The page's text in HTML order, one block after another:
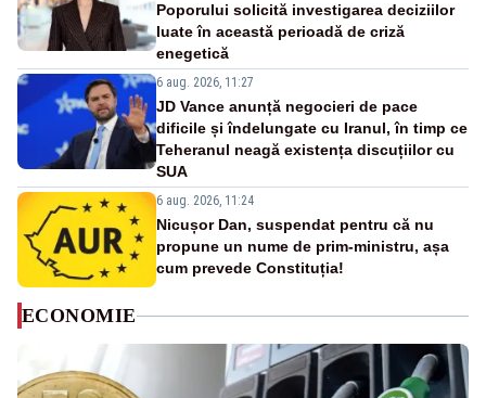
Poporului solicită investigarea deciziilor
luate în această perioadă de criză
enegetică
6 aug. 2026, 11:27
JD Vance anunță negocieri de pace
dificile și îndelungate cu Iranul, în timp ce
Teheranul neagă existența discuțiilor cu
SUA
6 aug. 2026, 11:24
Nicușor Dan, suspendat pentru că nu
propune un nume de prim-ministru, așa
cum prevede Constituția!
ECONOMIE